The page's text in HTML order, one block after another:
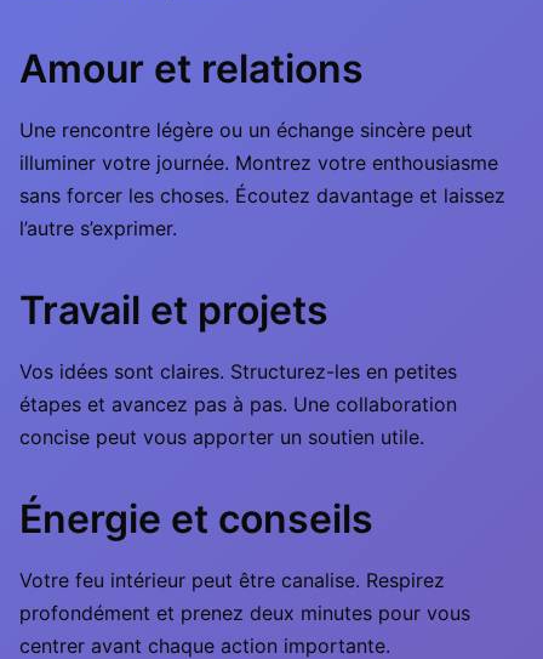
Amour et relations
Une rencontre légère ou un échange sincère peut
illuminer votre journée. Montrez votre enthousiasme
sans forcer les choses. Écoutez davantage et laissez
l’autre s’exprimer.
Travail et projets
Vos idées sont claires. Structurez-les en petites
étapes et avancez pas à pas. Une collaboration
concise peut vous apporter un soutien utile.
Énergie et conseils
Votre feu intérieur peut être canalise. Respirez
profondément et prenez deux minutes pour vous
centrer avant chaque action importante.